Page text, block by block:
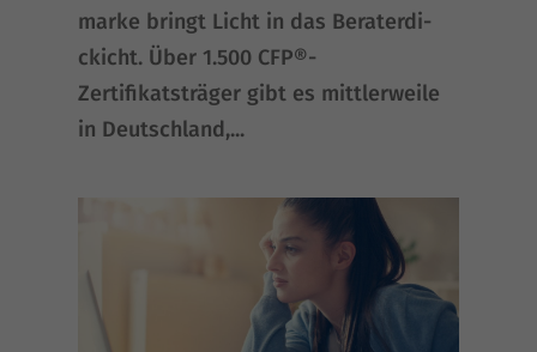
mar­ke bringt Licht in das Berat­er­di­
ckicht. Über 1.500 CFP®-
Zertifikatsträger gibt es mitt­ler­wei­le
in Deutsch­land,...